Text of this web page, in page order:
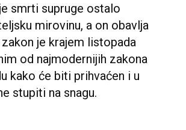
smrti supruge ostalo
mirovinu, a on obavlja
je krajem listopada
od najmodernijih zakona
kako će biti prihvaćen i u
stupiti na snagu.